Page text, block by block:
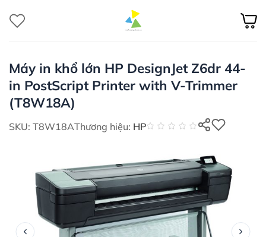
qua
Máy in khổ lớn HP DesignJet Z6dr 44-
in PostScript Printer with V-Trimmer
(T8W18A)
SKU: T8W18AThương hiệu: HP